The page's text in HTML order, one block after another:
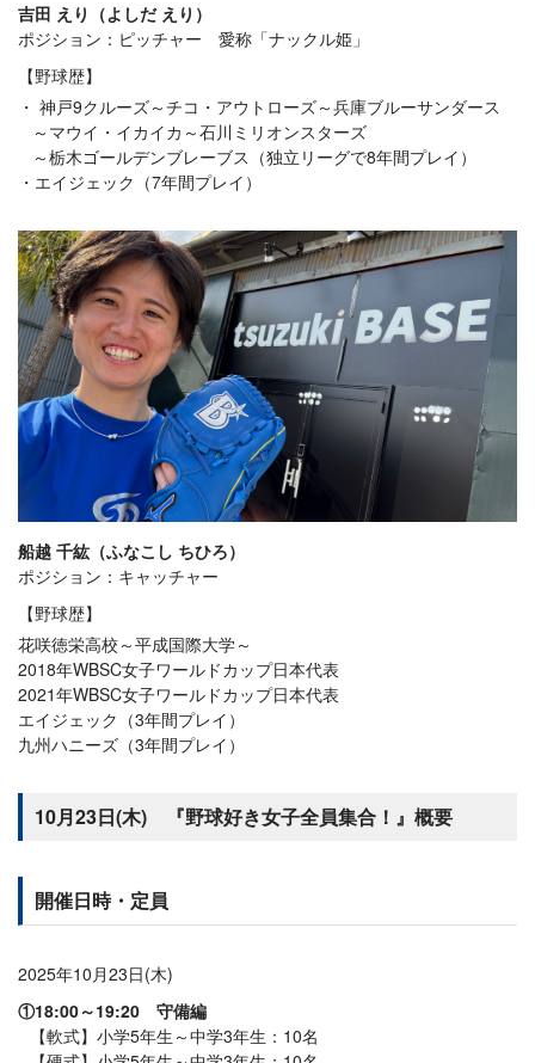
吉田 えり（よしだ えり）
ポジション：ピッチャー 愛称「ナックル姫」
【野球歴】
神戸9クルーズ～チコ・アウトローズ～兵庫ブルーサンダース
～マウイ・イカイカ～石川ミリオンスターズ
～栃木ゴールデンブレーブス（独立リーグで8年間プレイ）
エイジェック（7年間プレイ）
船越 千紘（ふなこし ちひろ）
ポジション：キャッチャー
【野球歴】
花咲徳栄高校～平成国際大学～
2018年WBSC女子ワールドカップ日本代表
2021年WBSC女子ワールドカップ日本代表
エイジェック（3年間プレイ）
九州ハニーズ（3年間プレイ）
10月23日(木) 『野球好き女子全員集合！』概要
開催日時・定員
2025年10月23日(木)
①18:00～19:20 守備編
【軟式】小学5年生～中学3年生：10名